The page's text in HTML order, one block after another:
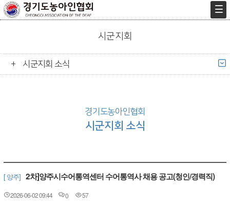
시군지회
시군지회 소식
경기도농아인협회
시군지회 소식
[ 양주] 2차]양주시수어통역센터 수어통역사 채용 공고(청인/경력직)
2026-06-02 09:44 0 57